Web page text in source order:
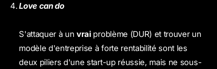
Love can do
S'attaquer à unvraiproblème (DUR) et trouver un
modèle d'entreprise à forte rentabilité sont les
deux piliers d'une start-up réussie, mais ne sous-